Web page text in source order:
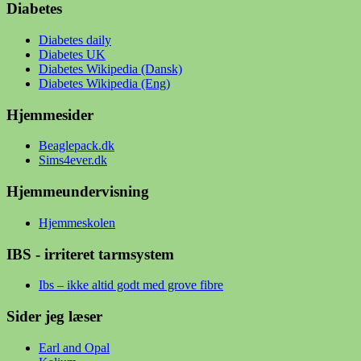
Diabetes
Diabetes daily
Diabetes UK
Diabetes Wikipedia (Dansk)
Diabetes Wikipedia (Eng)
Hjemmesider
Beaglepack.dk
Sims4ever.dk
Hjemmeundervisning
Hjemmeskolen
IBS - irriteret tarmsystem
Ibs – ikke altid godt med grove fibre
Sider jeg læser
Earl and Opal